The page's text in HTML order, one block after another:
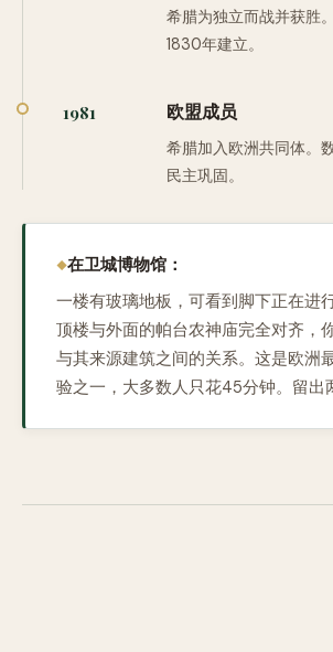
希腊为独立而战并获胜
1830年建立。
1981 欧盟成员
希腊加入欧洲共同体。
民主巩固。
在卫城博物馆：
一楼有玻璃地板，可看到脚下正在进
顶楼与外面的帕台农神庙完全对齐，
与其来源建筑之间的关系。这是欧洲
验之一，大多数人只花45分钟。留出